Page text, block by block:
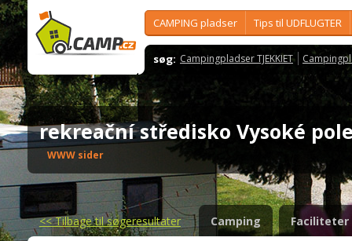
CAMPING pladser Tips til UDFLUGTER
søg: Campingpladser TJEKKIET
rekreační středisko Vysoké
WWW sider
<<Tilbage til søgeresultater Camping Faciliteter